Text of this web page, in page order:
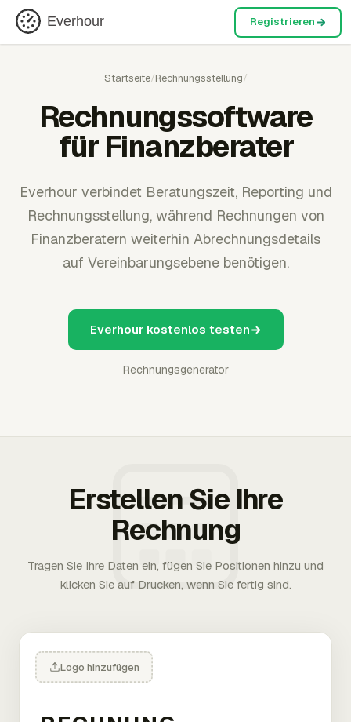
Everhour Registrieren
Startseite/Rechnungsstellung/
Rechnungssoftware
für Finanzberater
Everhour verbindet Beratungszeit, Reporting und
Rechnungsstellung, während Rechnungen von
Finanzberatern weiterhin Abrechnungsdetails
auf Vereinbarungsebene benötigen.
Everhour kostenlos testen
Rechnungsgenerator
Erstellen Sie Ihre
Rechnung
Tragen Sie Ihre Daten ein, fügen Sie Positionen hinzu und
klicken Sie auf Drucken, wenn Sie fertig sind.
Logo hinzufügen